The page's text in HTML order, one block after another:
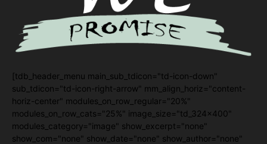
[tdb_header_menu main_sub_tdicon="td-icon-down"
sub_tdicon="td-icon-right-arrow" mm_align_horiz="content-
horiz-center" modules_on_row_regular="20%"
modules_on_row_cats="25%" image_size="td_324x400"
modules_category="image" show_excerpt="none"
show_com="none" show_date="none" show_author="none"